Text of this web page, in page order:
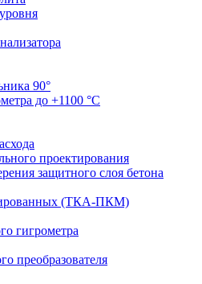
90°
до +1100 °С
проектирования
защитного слоя бетона
(ТКА-ПКМ)
гигрометра
преобразователя